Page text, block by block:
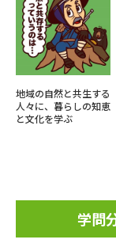
地域の自然と共生する
人々に、暮らしの知恵
と文化を学ぶ
学問